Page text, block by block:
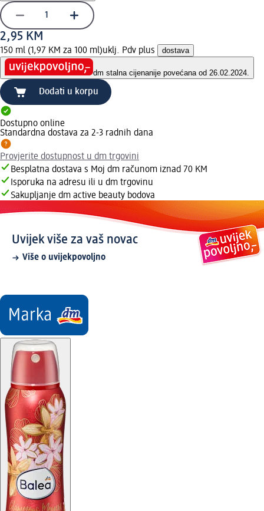
2,95 KM
150 ml (1,97 KM za 100 ml)uklj. Pdv plus dostava
dm stalna cijenanije povećana od 26.02.2024.
Dodati u korpu
Dostupno online
Standardna dostava za 2-3 radnih dana
Provjerite dostupnost u dm trgovini
Besplatna dostava s Moj dm računom iznad 70 KM
Isporuka na adresu ili u dm trgovinu
Sakupljanje dm active beauty bodova
Uvijek više za vaš novac
Više o uvijekpovoljno